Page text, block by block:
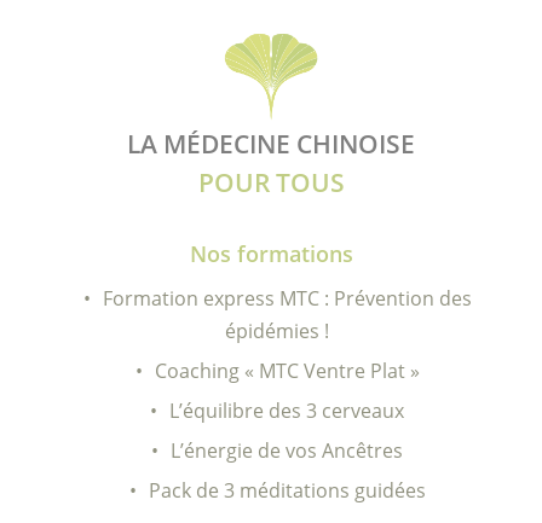
LA MÉDECINE CHINOISE
POUR TOUS
Nos formations
Formation express MTC : Prévention des
épidémies !
Coaching « MTC Ventre Plat »
L’équilibre des 3 cerveaux
L’énergie de vos Ancêtres
Pack de 3 méditations guidées